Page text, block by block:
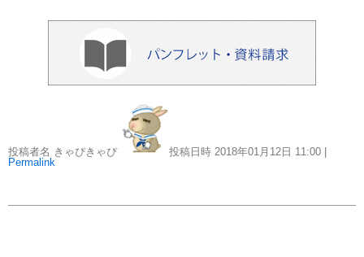
投稿者名 きゃぴきゃぴ 投稿日時 2018年01月12日 11:00 |
Permalink
ロイヤル・カリビアン・クルーズ
海外クルーズプランナーのつぶやき